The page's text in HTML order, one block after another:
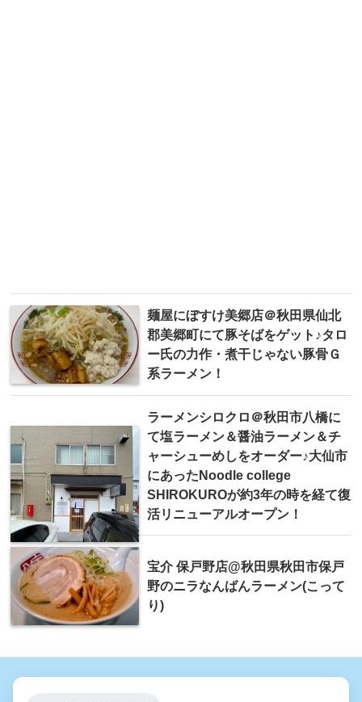
麺屋にぼすけ美郷店＠秋田県仙北
郡美郷町にて豚そばをゲット♪タロ
ー氏の力作・煮干じゃない豚骨Ｇ
系ラーメン！
ラーメンシロクロ＠秋田市八橋に
て塩ラーメン＆醤油ラーメン＆チ
ャーシューめしをオーダー♪大仙市
にあったNoodle college
SHIROKUROが約3年の時を経て復
活リニューアルオープン！
宝介 保戸野店@秋田県秋田市保戸
野のニラなんばんラーメン(こって
り)